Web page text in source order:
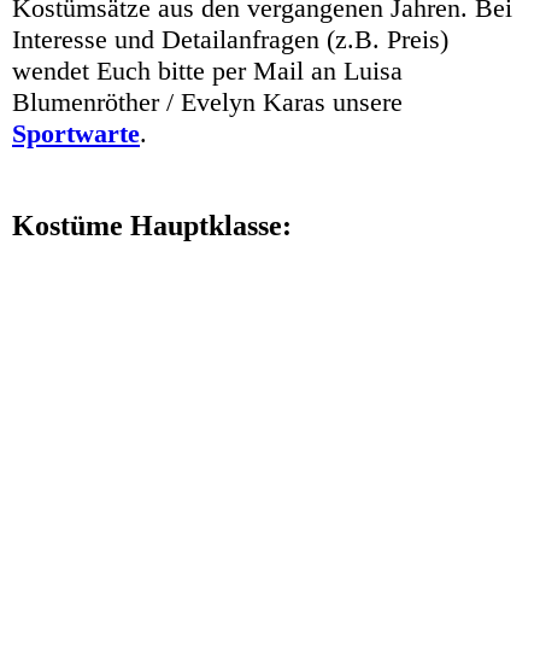
Kostümsätze aus den vergangenen Jahren. Bei
Interesse und Detailanfragen (z.B. Preis)
wendet Euch bitte per Mail an Luisa
Blumenröther / Evelyn Karas unsere
Sportwarte.
Kostüme Hauptklasse: